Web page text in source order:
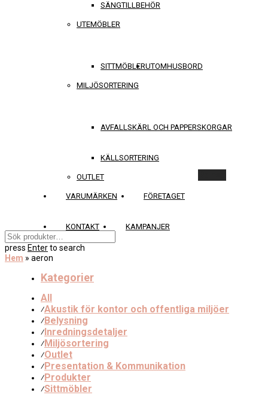
SÄNGTILLBEHÖR
UTEMÖBLER
SITTMÖBLERUTOMHUSBORD
MILJÖSORTERING
AVFALLSKÄRL OCH PAPPERSKORGAR
KÄLLSORTERING
OUTLET
VARUMÄRKEN FÖRETAGET
KONTAKT KAMPANJER
press Enterto search
Hem » aeron
Kategorier
All
⁄Akustik för kontor och offentliga miljöer
⁄Belysning
⁄Inredningsdetaljer
⁄Miljösortering
⁄Outlet
⁄Presentation & Kommunikation
⁄Produkter
⁄Sittmöbler